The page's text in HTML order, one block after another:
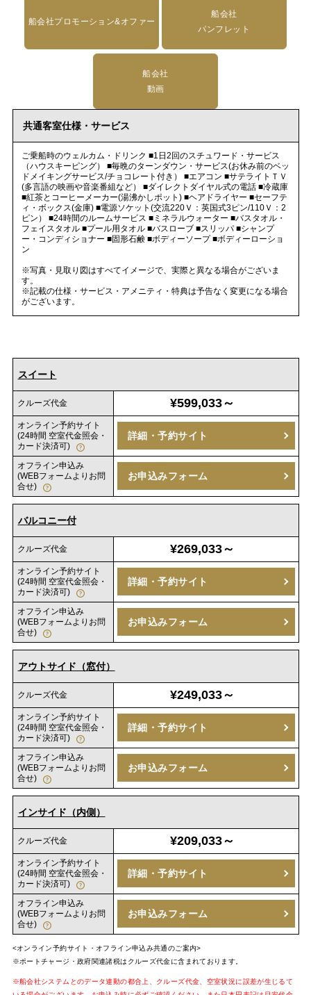
船会社プロモーション&オファー
船会社
パンフレット
船会社
動画
共通客室仕様・サービス
ご乗船時のウェルカム・ドリンク ■1日2回のスチュワード・サービス
（ハウスキーピング） ■毎晩のターンダウン・サービス(お休み前のベッ
ドメイキングサービス/チョコレート付き） ■エアコン ■サテライトＴＶ
(多言語の映画や音楽番組など） ■ダイレクトダイヤル式の電話 ■冷蔵庫
■紅茶とコーヒーメーカー(湯沸かしポット) ■ヘアドライヤー ■セーフテ
ィ・ボックス(金庫) ■電源ソケット(交流220Ｖ：英国式3ピン/110Ｖ：2
ピン） ■24時間のルームサービス ■ミネラルウォーター ■バスタオル・
フェイスタオル ■プール用タオル ■バスローブ ■スリッパ ■シャンプ
ー・コンディショナー ■固形石鹸 ■ボディーソープ ■ボディーローショ
ン
※写真・見取り図はすべてイメージで、実際と異なる場合がございま
す。
※記載の仕様・サービス・アメニティ・特典は予告なく変更になる場合
がございます。
スイート
クルーズ代金 ¥599,033～
オンライン予約サイト
(24時間 空室代金照会・
カード決済可)
詳細・予約サイト
オフライン申込み
(WEBフォームよりお問
合せ)
お申込みフォーム
バルコニー付
クルーズ代金 ¥269,033～
オンライン予約サイト
(24時間 空室代金照会・
カード決済可)
詳細・予約サイト
オフライン申込み
(WEBフォームよりお問
合せ)
お申込みフォーム
アウトサイド（窓付）
クルーズ代金 ¥249,033～
オンライン予約サイト
(24時間 空室代金照会・
カード決済可)
詳細・予約サイト
オフライン申込み
(WEBフォームよりお問
合せ)
お申込みフォーム
インサイド（内側）
クルーズ代金 ¥209,033～
オンライン予約サイト
(24時間 空室代金照会・
カード決済可)
詳細・予約サイト
オフライン申込み
(WEBフォームよりお問
合せ)
お申込みフォーム
<オンライン予約サイト・オフライン申込み共通のご案内>
※ポートチャージ・政府関連諸税はクルーズ代金に含まれております。
※船会社システムとのデータ連動の都合上、クルーズ代金、空室状況に誤差が生じるて